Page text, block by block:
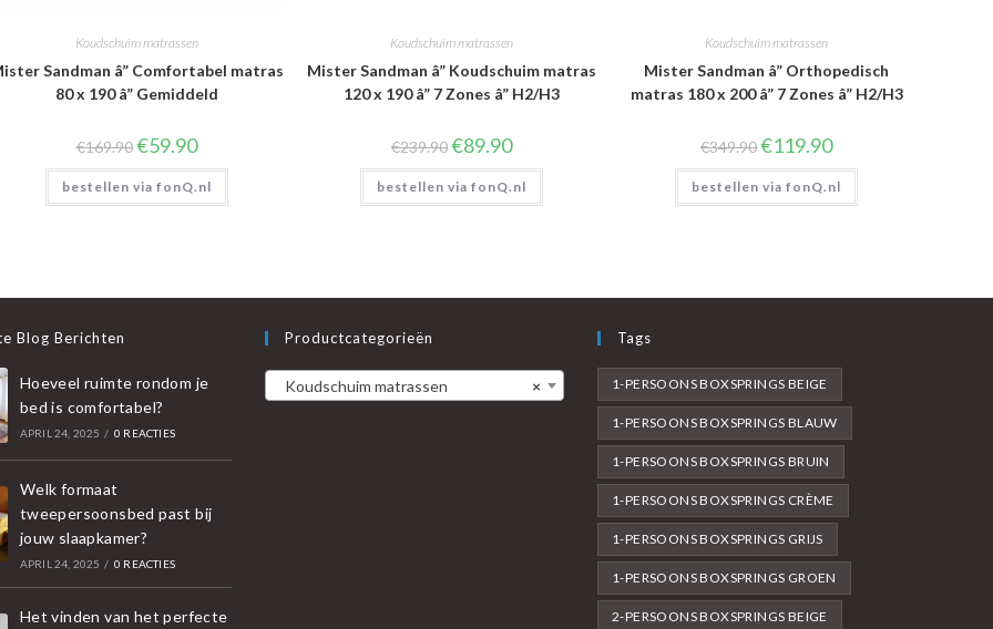
Koudschuim matrassen
Sandman â” Comfortabel matras
80 x 190 â” Gemiddeld
€169.90Oorspronkelijke
prijs
was:
€169.90.
€59.90Huidige
prijs
is:
€59.90.
bestellen via fonQ.nl
Koudschuim matrassen
Mister Sandman â” Koudschuim matras
120 x 190 â” 7 Zones â” H2/H3
€239.90Oorspronkelijke
prijs
was:
€239.90.
€89.90Huidige
prijs
is:
€89.90.
bestellen via fonQ.nl
Koudschuim matrassen
Mister Sandman â” Orthopedisch
matras 180 x 200 â” 7 Zones â” H2/H3
€349.90Oorspronkelijke
prijs
was:
€349.90.
€119.90Huidige
prijs
is:
€119.90.
bestellen via fonQ.nl
Blog Berichten
Hoeveel ruimte rondom je
bed is comfortabel?
APRIL 24, 2025 / 0 REACTIES
Welk formaat
tweepersoonsbed past bij
jouw slaapkamer?
APRIL 24, 2025 / 0 REACTIES
Het vinden van het perfecte
Productcategorieën
×
Koudschuim matrassen
Tags
1-PERSOONS BOXSPRINGS BEIGE
1-PERSOONS BOXSPRINGS BLAUW
1-PERSOONS BOXSPRINGS BRUIN
1-PERSOONS BOXSPRINGS CRÈME
1-PERSOONS BOXSPRINGS GRIJS
1-PERSOONS BOXSPRINGS GROEN
2-PERSOONS BOXSPRINGS BEIGE